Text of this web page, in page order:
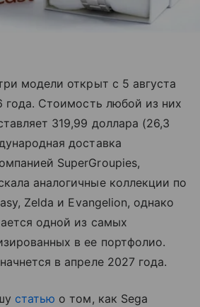
модели открыт с 5 августа
года. Стоимость любой из них
319,99 доллара (26,3
доставка
SuperGroupies,
аналогичные коллекции по
Zelda и Evangelion, однако
одной из самых
в ее портфолио.
в апреле 2027 года.
статью о том, как Sega